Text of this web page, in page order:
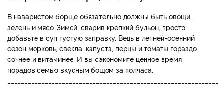
В наваристом борще обязательно должны быть овощи,
зелень и мясо. Зимой, сварив крепкий бульон, просто
добавьте в суп густую заправку. Ведь в летней-осенний
сезон морковь, свекла, капуста, перцы и томаты гораздо
сочнее и витаминее. И вы сэкономите ценное время.
порадов семью вкусным бощом за полчаса.